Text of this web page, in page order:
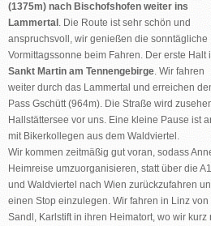
(1375m) nach Bischofshofen weiter ins
Lammertal . Die Route ist sehr schön und
anspruchsvoll, wir genießen die sonntägliche
Vormittagssonne beim Fahren. Der erste Halt
Sankt Martin am Tennengebirge. Wir fahren
weiter durch das Lammertal und erreichen
Pass Gschütt (964m). Die Straße wird
Hallstättersee vor uns. Eine kleine Pause ist
mit Bikerkollegen aus dem Waldviertel.
Wir kommen zeitmäßig gut voran, sodass
Heimreise umzuorganisieren, statt über die
und Waldviertel nach Wien zurückzufahren
einen Stop einzulegen. Wir fahren in Linz
Sandl, Karlstift in ihren Heimatort, wo wir